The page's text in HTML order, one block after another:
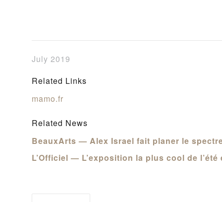
July 2019
Related Links
mamo.fr
Related News
BeauxArts — Alex Israel fait planer le
L’Officiel — L’exposition la plus cool de l’été